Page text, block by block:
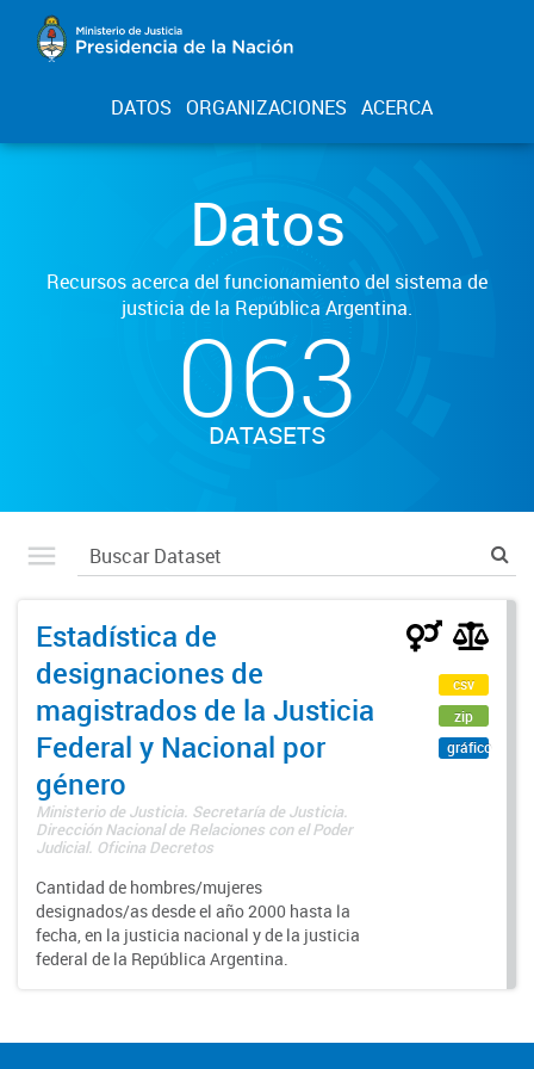
DATOS ORGANIZACIONES ACERCA
Datos
Recursos acerca del funcionamiento del sistema de
justicia de la República Argentina.
063
DATASETS
Estadística de
designaciones de
magistrados de la Justicia
Federal y Nacional por
género
Ministerio de Justicia. Secretaría de Justicia.
Dirección Nacional de Relaciones con el Poder
Judicial. Oficina Decretos
Cantidad de hombres/mujeres
designados/as desde el año 2000 hasta la
fecha, en la justicia nacional y de la justicia
federal de la República Argentina.
csv
zip
gráfico